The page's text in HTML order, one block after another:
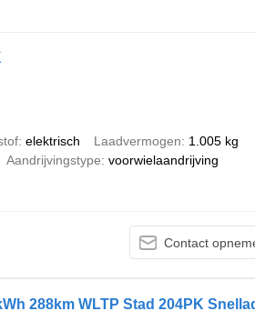
elektrisch Laadvermogen
1.005 kg
Aandrijvingstype voorwielaandrijving
Contact
288km WLTP Stad 204PK